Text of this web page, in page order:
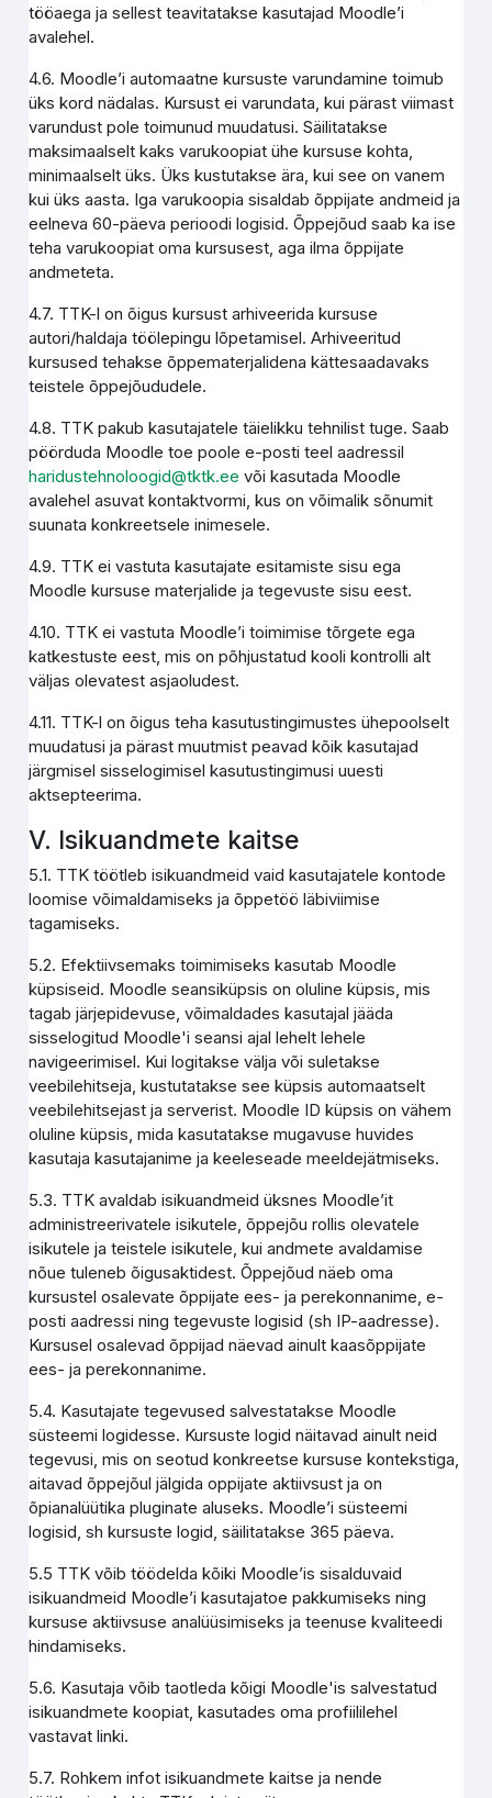
tööaega ja sellest teavitatakse kasutajad Moodle’i
avalehel.
4.6. Moodle’i automaatne kursuste varundamine toimub
üks kord nädalas. Kursust ei varundata, kui pärast viimast
varundust pole toimunud muudatusi. Säilitatakse
maksimaalselt kaks varukoopiat ühe kursuse kohta,
minimaalselt üks. Üks kustutakse ära, kui see on vanem
kui üks aasta. Iga varukoopia sisaldab õppijate andmeid ja
eelneva 60-päeva perioodi logisid. Õppejõud saab ka ise
teha varukoopiat oma kursusest, aga ilma õppijate
andmeteta.
4.7. TTK-l on õigus kursust arhiveerida kursuse
autori/haldaja töölepingu lõpetamisel. Arhiveeritud
kursused tehakse õppematerjalidena kättesaadavaks
teistele õppejõududele.
4.8. TTK pakub kasutajatele täielikku tehnilist tuge. Saab
pöörduda Moodle toe poole e-posti teel aadressil
haridustehnoloogid@tktk.ee või kasutada Moodle
avalehel asuvat kontaktvormi, kus on võimalik sõnumit
suunata konkreetsele inimesele.
4.9. TTK ei vastuta kasutajate esitamiste sisu ega
Moodle kursuse materjalide ja tegevuste sisu eest.
4.10. TTK ei vastuta Moodle’i toimimise tõrgete ega
katkestuste eest, mis on põhjustatud kooli kontrolli alt
väljas olevatest asjaoludest.
4.11. TTK-l on õigus teha kasutustingimustes ühepoolselt
muudatusi ja pärast muutmist peavad kõik kasutajad
järgmisel sisselogimisel kasutustingimusi uuesti
aktsepteerima.
V. Isikuandmete kaitse
5.1. TTK töötleb isikuandmeid vaid kasutajatele kontode
loomise võimaldamiseks ja õppetöö läbiviimise
tagamiseks.
5.2. Efektiivsemaks toimimiseks kasutab Moodle
küpsiseid. Moodle seansiküpsis on oluline küpsis, mis
tagab järjepidevuse, võimaldades kasutajal jääda
sisselogitud Moodle'i seansi ajal lehelt lehele
navigeerimisel. Kui logitakse välja või suletakse
veebilehitseja, kustutatakse see küpsis automaatselt
veebilehitsejast ja serverist. Moodle ID küpsis on vähem
oluline küpsis, mida kasutatakse mugavuse huvides
kasutaja kasutajanime ja keeleseade meeldejätmiseks.
5.3. TTK avaldab isikuandmeid üksnes Moodle’it
administreerivatele isikutele, õppejõu rollis olevatele
isikutele ja teistele isikutele, kui andmete avaldamise
nõue tuleneb õigusaktidest. Õppejõud näeb oma
kursustel osalevate õppijate ees- ja perekonnanime, e-
posti aadressi ning tegevuste logisid (sh IP-aadresse).
Kursusel osalevad õppijad näevad ainult kaasõppijate
ees- ja perekonnanime.
5.4. Kasutajate tegevused salvestatakse Moodle
süsteemi logidesse. Kursuste logid näitavad ainult neid
tegevusi, mis on seotud konkreetse kursuse kontekstiga,
aitavad õppejõul jälgida oppijate aktiivsust ja on
õpianalüütika pluginate aluseks. Moodle’i süsteemi
logisid, sh kursuste logid, säilitatakse 365 päeva.
5.5 TTK võib töödelda kõiki Moodle’is sisalduvaid
isikuandmeid Moodle’i kasutajatoe pakkumiseks ning
kursuse aktiivsuse analüüsimiseks ja teenuse kvaliteedi
hindamiseks.
5.6. Kasutaja võib taotleda kõigi Moodle'is salvestatud
isikuandmete koopiat, kasutades oma profiililehel
vastavat linki.
5.7. Rohkem infot isikuandmete kaitse ja nende